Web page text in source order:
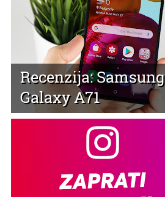
Recenzija: Samsung
Galaxy A71